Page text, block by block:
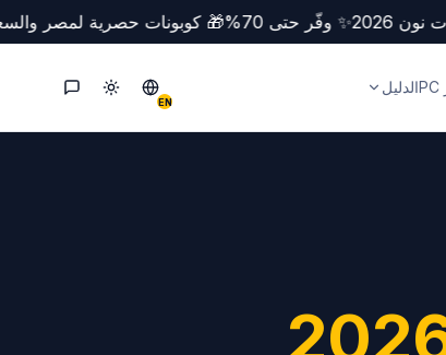
نون 2026 ✨ وفّر حتى 70% 🎁 كوبونات حصرية لمصر
الدليل
EN
Switch to English
تبديل الوضع
التواصل